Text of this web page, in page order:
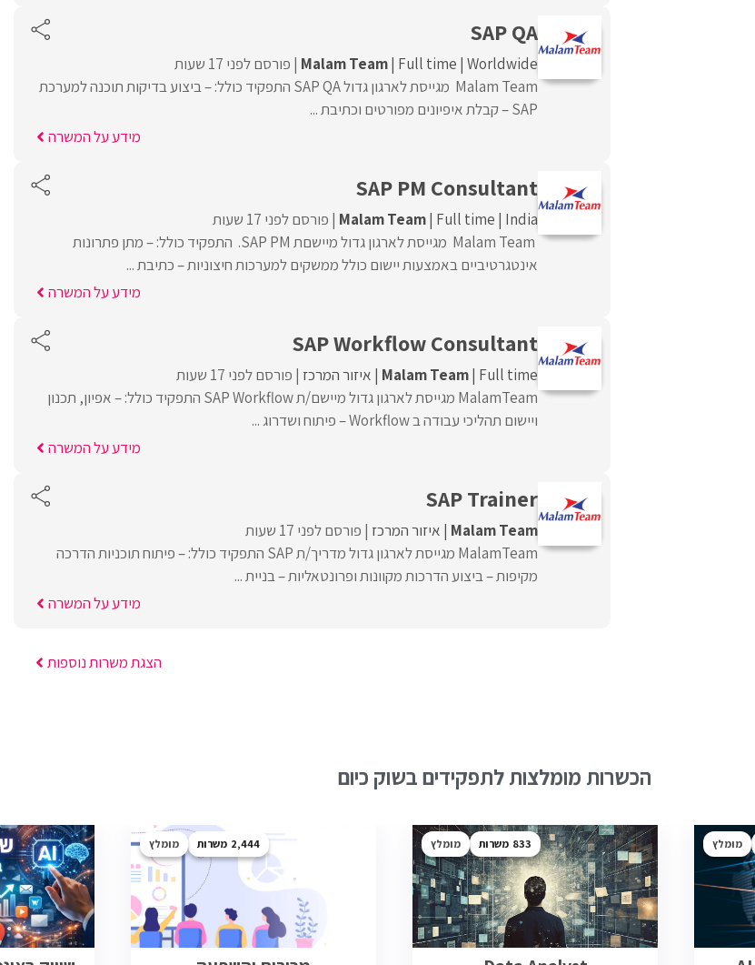
SAP QA
Malam Team Full time Worldwide
פורסם לפני 17 שעות
Malam Team מגייסת לארגון גדול SAP QA התפקיד כולל: – ביצוע בדיקות תוכנה למערכת
SAP – קבלת איפיונים מפורטים וכתיבת ...
מידע על המשרה
SAP PM Consultant
Malam Team Full time India
פורסם לפני 17 שעות
Malam Team מגייסת לארגון גדול מיישםת SAP PM. התפקיד כולל: – מתן פתרונות
אינטגרטיביים באמצעות יישום כולל ממשקים למערכות חיצוניות – כתיבת ...
מידע על המשרה
SAP Workflow Consultant
Malam Team Full time איזור המרכז פורסם לפני 17 שעות
MalamTeam מגייסת לארגון גדול מיישם/ת SAP Workflow התפקיד כולל: – אפיון, תכנון
ויישום תהליכי עבודה ב Workflow – פיתוח ושדרוג ...
מידע על המשרה
SAP Trainer
Malam Team איזור המרכז פורסם לפני 17 שעות
MalamTeam מגייסת לארגון גדול מדריך/ת SAP התפקיד כולל: – פיתוח תוכניות הדרכה
מקיפות – ביצוע הדרכות מקוונות ופרונטאליות – בניית ...
מידע על המשרה
הצגת משרות נוספות
הכשרות מומלצות לתפקידים בשוק כיום
מומלץ 833 מומלץ 2,444 מומלץ